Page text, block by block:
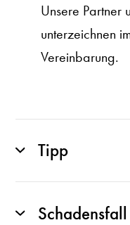
Unsere Partner
unterzeichnen
Vereinbarung.
Tipp
Schadensfall